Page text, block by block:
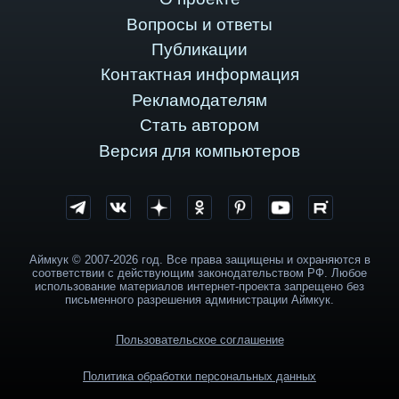
Вопросы и ответы
Публикации
Контактная информация
Рекламодателям
Стать автором
Версия для компьютеров
Аймкук © 2007-2026 год. Все права защищены и охраняются в
соответствии с действующим законодательством РФ. Любое
использование материалов интернет-проекта запрещено без
письменного разрешения администрации Аймкук.
Пользовательское соглашение
Политика обработки персональных данных